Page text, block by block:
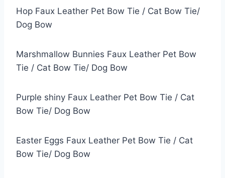
Hop Faux Leather Pet Bow Tie / Cat Bow Tie/
Dog Bow
Marshmallow Bunnies Faux Leather Pet Bow
Tie / Cat Bow Tie/ Dog Bow
Purple shiny Faux Leather Pet Bow Tie / Cat
Bow Tie/ Dog Bow
Easter Eggs Faux Leather Pet Bow Tie / Cat
Bow Tie/ Dog Bow